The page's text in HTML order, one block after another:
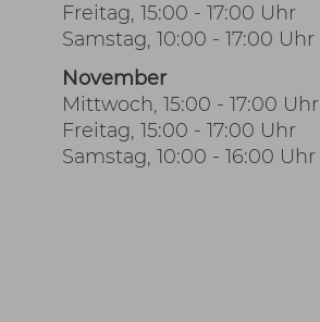
Freitag, 15:00 - 17:00 Uhr
Samstag, 10:00 - 17:00 Uhr
November
Mittwoch, 15:00 - 17:00 Uhr
Freitag, 15:00 - 17:00 Uhr
Samstag, 10:00 - 16:00 Uhr